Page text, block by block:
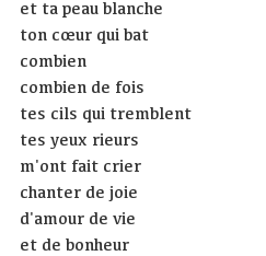
et ta peau blanche
ton cœur qui bat
combien
combien de fois
tes cils qui tremblent
tes yeux rieurs
m'ont fait crier
chanter de joie
d'amour de vie
et de bonheur